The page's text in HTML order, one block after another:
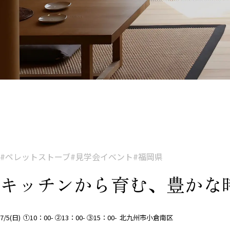
#ペレットストーブ#見学会イベント#福岡県
キッチンから育む、豊かな
7/5(日) ①10：00- ②13：00- ③15：00- 北九州市小倉南区